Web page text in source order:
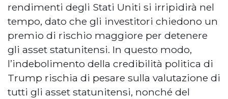
rendimenti degli Stati Uniti si irripidirà nel
tempo, dato che gli investitori chiedono un
premio di rischio maggiore per detenere
gli asset statunitensi. In questo modo,
l’indebolimento della credibilità politica di
Trump rischia di pesare sulla valutazione di
tutti gli asset statunitensi, nonché del